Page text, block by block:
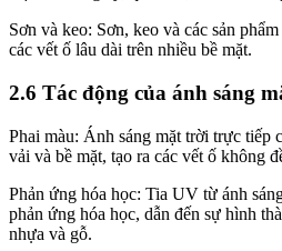
Sơn và keo: Sơn, keo và các sản
các vết ố lâu dài trên nhiều bề mặt.
2.6 Tác động của ánh sáng
Phai màu: Ánh sáng mặt trời trực tiếp
vải và bề mặt, tạo ra các vết ố không
Phản ứng hóa học: Tia UV từ ánh
phản ứng hóa học, dẫn đến sự hình
nhựa và gỗ.